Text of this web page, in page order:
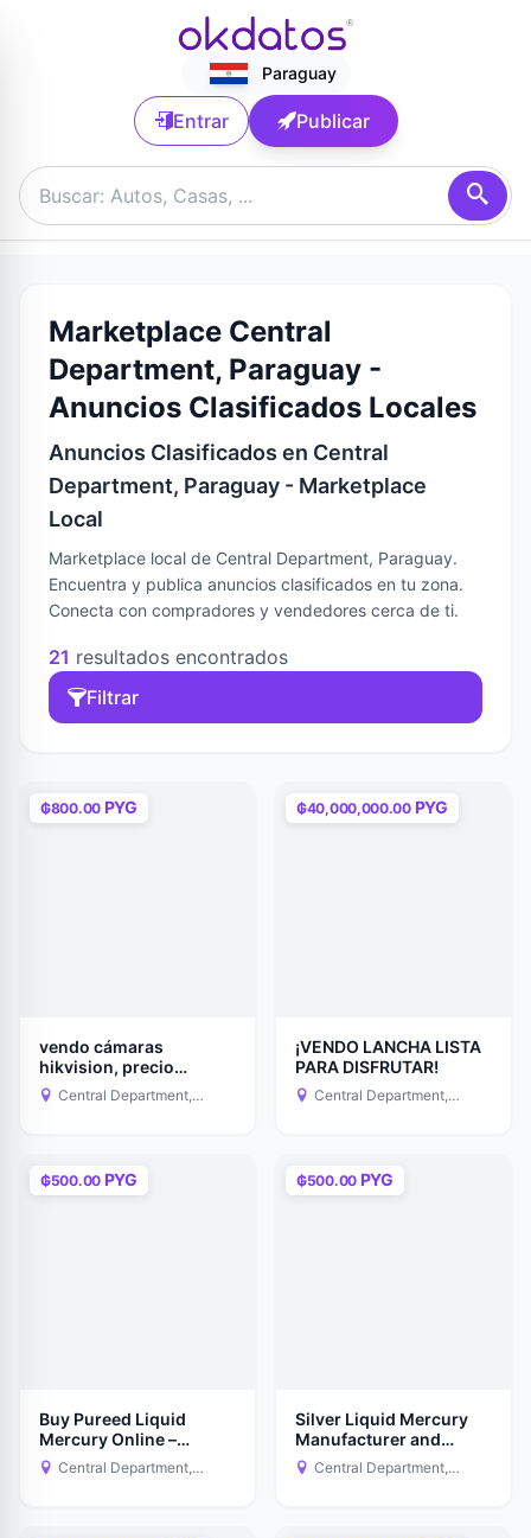
Paraguay
Entrar Publicar
Marketplace Central
Department, Paraguay -
Anuncios Clasificados Locales
Anuncios Clasificados en Central
Department, Paraguay - Marketplace
Local
Marketplace local de Central Department, Paraguay.
Encuentra y publica anuncios clasificados en tu zona.
Conecta con compradores y vendedores cerca de ti.
21 resultados encontrados
Filtrar
₲800.00 PYG
vendo cámaras
hikvision, precio
negociable ☺️!
Central Department,
₲40,000,000.00 PYG
¡VENDO LANCHA LISTA
PARA DISFRUTAR!
Central Department,
₲500.00 PYG
Buy Pureed Liquid
Mercury Online –
Worldwide Supplier of
High Purity Mercury
Central Department,
₲500.00 PYG
Silver Liquid Mercury
Manufacturer and
Supplier in New York
Central Department,